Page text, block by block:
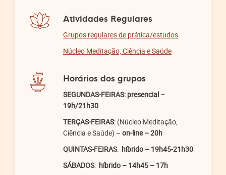
Atividades Regulares
Grupos regulares de prática/estudos
Núcleo Meditação, Ciência e Saúde
Horários dos grupos
SEGUNDAS-FEIRAS: presencial –
19h/21h30
TERÇAS-FEIRAS: (Núcleo Meditação,
Ciência e Saúde) – on-line – 20h
QUINTAS-FEIRAS: híbrido – 19h45-21h30
SÁBADOS: híbrido – 14h45 – 17h